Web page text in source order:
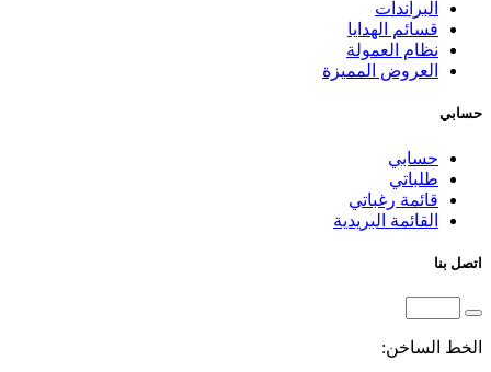
البراندات
قسائم الهدايا
نظام العمولة
العروض المميزة
حسابي
حسابي
طلباتي
قائمة رغباتي
القائمة البريدية
اتصل بنا
الخط الساخن: